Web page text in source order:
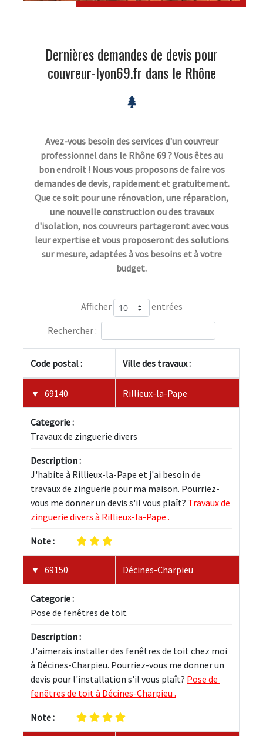
Dernières demandes de devis pour
couvreur-lyon69.fr dans le Rhône
Avez-vous besoin des services d'un couvreur
professionnel dans le Rhône 69 ? Vous êtes au
bon endroit ! Nous vous proposons de faire vos
demandes de devis, rapidement et gratuitement.
Que ce soit pour une rénovation, une réparation,
une nouvelle construction ou des travaux
d'isolation, nos couvreurs partageront avec vous
leur expertise et vous proposeront des solutions
sur mesure, adaptées à vos besoins et à votre
budget.
Afficher entrées
Rechercher :
Code postal : Ville des travaux :
69140 Rillieux-la-Pape
Categorie :
Travaux de zinguerie divers
Description :
J'habite à Rillieux-la-Pape et j'ai besoin de
travaux de zinguerie pour ma maison. Pourriez-
vous me donner un devis s'il vous plaît? Travaux de
zinguerie divers à Rillieux-la-Pape .
Note :
69150 Décines-Charpieu
Categorie :
Pose de fenêtres de toit
Description :
J'aimerais installer des fenêtres de toit chez moi
à Décines-Charpieu. Pourriez-vous me donner un
devis pour l'installation s'il vous plaît? Pose de
fenêtres de toit à Décines-Charpieu .
Note :